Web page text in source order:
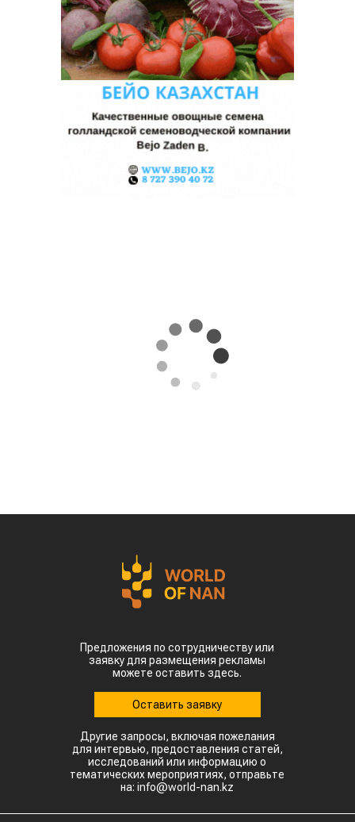
Предложения по сотрудничеству или
заявку для размещения рекламы
можете оставить здесь.
Оставить заявку
Другие запросы, включая пожелания
для интервью, предоставления статей,
исследований или информацию о
тематических мероприятиях, отправьте
на: info@world-nan.kz